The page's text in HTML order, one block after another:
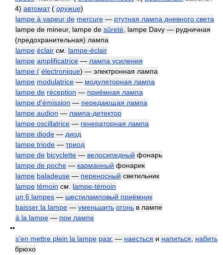
4) автомат ( оружие)
lampe à vapeur de mercure — ртутная лампа дневного света
lampe de mineur, lampe de sûreté , lampe Davy — рудничная
(предохранительная) лампа
lampe éclair см. lampe-éclair
lampe amplificatrice — лампа усиления
lampe ( électronique) — электронная лампа
lampe modulatrice — модуляторная лампа
lampe de réception — приёмная лампа
lampe d'émission — передающая лампа
lampe audion — лампа-детектор
lampe oscillatrice — генераторная лампа
lampe diode — диод
lampe triode — триод
lampe de bicyclette — велосипедный фонарь
lampe de poche — карманный фонарик
lampe baladeuse — переносный светильник
lampe témoin см. lampe-témoin
un 6 lampes — шестиламповый приёмник
baisser la lampe — уменьшить огонь в лампе
à la lampe — при лампе
••
s'en mettre plein la lampe разг. — наесться и напиться
набить
брюхо